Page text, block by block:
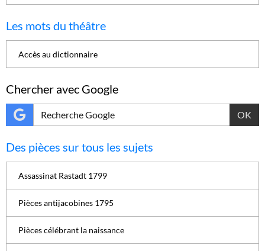
Les mots du théâtre
Accès au dictionnaire
Chercher avec Google
OK
Des pièces sur tous les sujets
Assassinat Rastadt 1799
Pièces antijacobines 1795
Pièces célébrant la naissance